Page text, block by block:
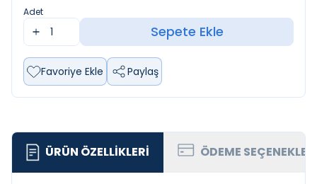
Adet
Sepete Ekle
Favoriye Ekle Paylaş
ÜRÜN ÖZELLIKLERI ÖDEME